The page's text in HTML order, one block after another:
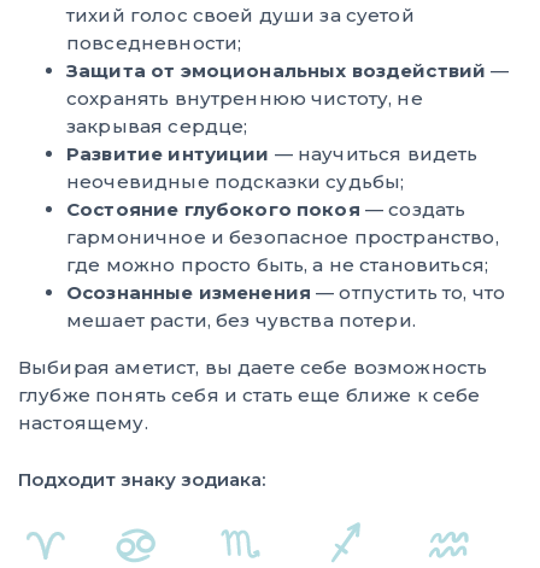
тихий голос своей души за суетой
повседневности;
Защита от эмоциональных воздействий —
сохранять внутреннюю чистоту, не
закрывая сердце;
Развитие интуиции — научиться видеть
неочевидные подсказки судьбы;
Состояние глубокого покоя — создать
гармоничное и безопасное пространство,
где можно просто быть, а не становиться;
Осознанные изменения — отпустить то, что
мешает расти, без чувства потери.
Выбирая аметист, вы даете себе возможность
глубже понять себя и стать еще ближе к себе
настоящему.
Подходит знаку зодиака: